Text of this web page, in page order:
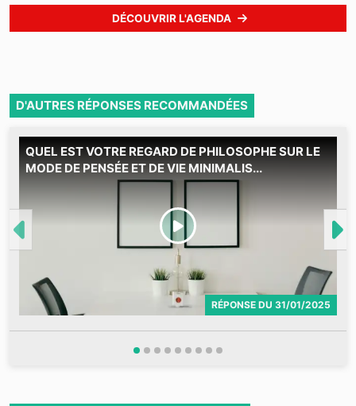
DÉCOUVRIR L'AGENDA
D'AUTRES RÉPONSES RECOMMANDÉES
QUEL EST VOTRE REGARD DE PHILOSOPHE SUR LE
MODE DE PENSÉE ET DE VIE MINIMALIS...
RÉPONSE DU 31/01/2025